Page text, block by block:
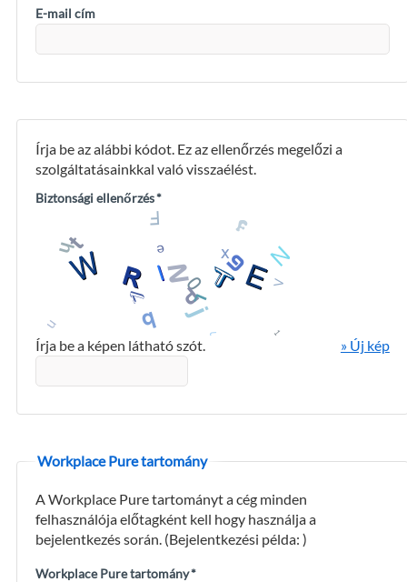
E-mail cím
Írja be az alábbi kódot. Ez az ellenőrzés megelőzi a
szolgáltatásainkkal való visszaélést.
Biztonsági ellenőrzés*
Írja be a képen látható szót. » Új kép
Workplace Pure tartomány
A Workplace Pure tartományt a cég minden
felhasználója előtagként kell hogy használja a
bejelentkezés során. (Bejelentkezési példa:)
Workplace Pure tartomány*